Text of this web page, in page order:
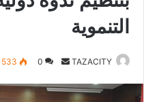
التنموية
TAZACITY
س
0
533